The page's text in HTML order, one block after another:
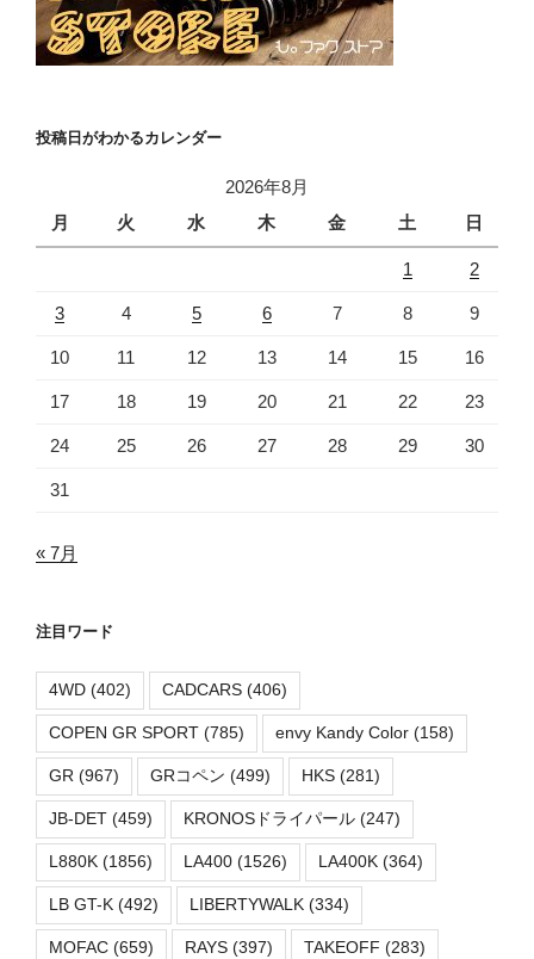
投稿日がわかるカレンダー
2026年8月
月
火 水 木 金 土 日
1 2
3 4 5 6 7 8 9
10 11 12 13 14 15 16
17 18 19 20 21 22 23
24 25 26 27 28 29 30
31
« 7月
注目ワード
4WD (402) CADCARS (406)
COPEN GR SPORT (785) envy Kandy Color (158)
GR (967) GRコペン (499) HKS (281)
JB-DET (459) KRONOSドライパール (247)
L880K (1856) LA400 (1526) LA400K (364)
LB GT-K (492) LIBERTYWALK (334)
MOFAC (659) RAYS (397) TAKEOFF (283)